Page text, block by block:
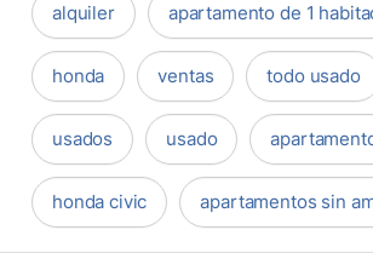
alquiler apartamento de 1
honda ventas todo usado
usados usado
honda civic apartamentos sin